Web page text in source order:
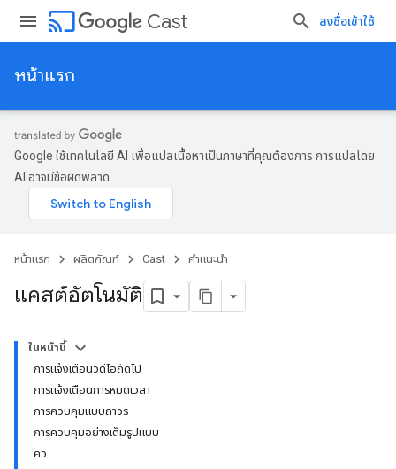
cast Cast ลงชื่อเข้าใช้
หน้าแรก
Google ใช้เทคโนโลยี AI เพื่อแปลเนื้อหาเป็นภาษาที่คุณต้องการ การแปลโดย
AI อาจมีข้อผิดพลาด
หน้าแรก ผลิตภัณฑ์ Cast คำแนะนำ
แคสต์อัตโนมัติ
ในหน้านี้
การแจ้งเตือนวิดีโอถัดไป
การแจ้งเตือนการหมดเวลา
การควบคุมแบบถาวร
การควบคุมอย่างเต็มรูปแบบ
คิว